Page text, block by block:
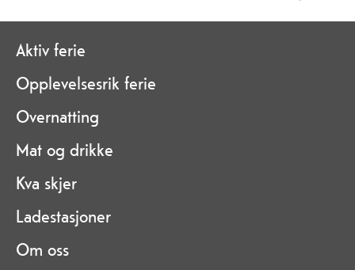
Aktiv ferie
Opplevelsesrik ferie
Overnatting
Mat og drikke
Kva skjer
Ladestasjoner
Om oss